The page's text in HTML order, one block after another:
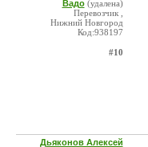
Вадо (удалена)
Перевозчик ,
Нижний Новгород
Код:938197
#10
Дьяконов Алексей